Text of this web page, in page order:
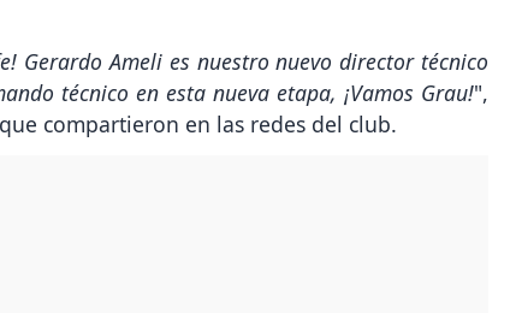
Gerardo Ameli es nuestro nuevo director técnico
técnico en esta nueva etapa, ¡Vamos Grau!",
compartieron en las redes del club.